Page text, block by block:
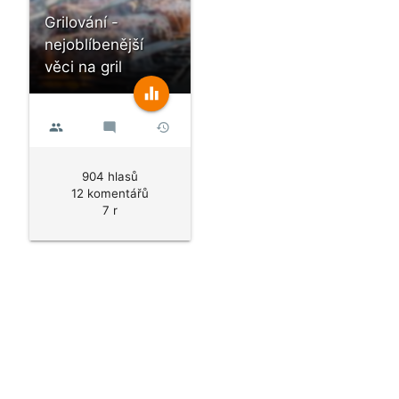
Grilování -
nejoblíbenější
věci na gril
equalizer
people mode_comment history
904 hlasů
12 komentářů
7 r